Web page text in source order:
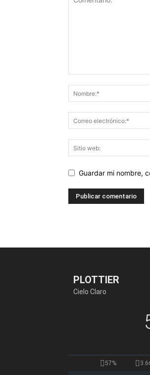
Guardar mi nombre,
PLOTTIER
Cielo Claro
57%